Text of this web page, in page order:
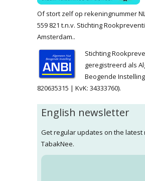
Of stort zelf op rekeningnummer
559 821 t.n.v. Stichting
Amsterdam..
Stichting
geregistreerd als
Beogende Instelling
820635315 | KvK: 34333760).
English newsletter
Get regular updates on the latest
TabakNee.